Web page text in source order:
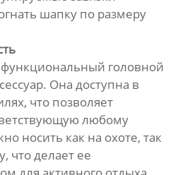
шапку по размеру
головной
Она доступна в
что позволяет
любому
носить как на охоте, так
что делает ее